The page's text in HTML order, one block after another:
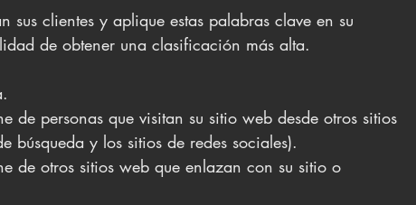
sus clientes y aplique estas palabras clave en su
de obtener una clasificación más alta.
de personas que visitan su sitio web desde otros sitios
búsqueda y los sitios de redes sociales).
de otros sitios web que enlazan con su sitio o